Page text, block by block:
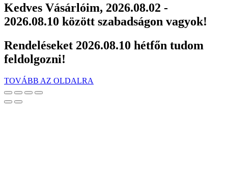
Kedves Vásárlóim, 2026.08.02 -
2026.08.10 között szabadságon vagyok!
Rendeléseket 2026.08.10 hétfőn tudom
feldolgozni!
TOVÁBB AZ OLDALRA